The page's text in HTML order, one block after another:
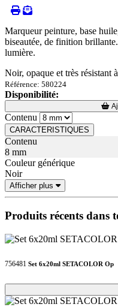
Marqueur peinture, base
biseautée, de finition
lumière.
Noir, opaque et très
Référence: 580224
Disponibilité:
Loading...
Loading...
Contenu
CARACTERISTIQUES
Contenu
8 mm
Couleur générique
Noir
Afficher plus
Produits récents dans
756481 Set 6x20ml SETACOLOR Op
Loading...
Loading...